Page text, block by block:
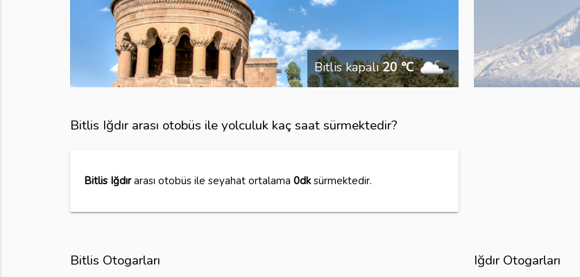
Bitlis kapalı20 ℃
Bitlis Iğdır arası otobüs ile yolculuk kaç saat sürmektedir?
Bitlis Iğdırarası otobüs ile seyahat ortalama 0dksürmektedir.
Bitlis Otogarları Iğdır Otogarları